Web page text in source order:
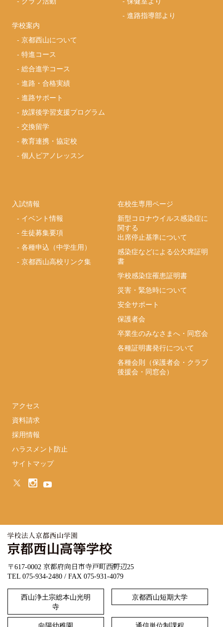
学校案内
-京都西山について
-特進コース
-総合進学コース
-進路・合格実績
-進路サポート
- 放課後学習支援プログラム
-交換留学
-教育連携・協定校
-個人ピアノレッスン
-進路指導部より
入試情報
- イベント情報
-生徒募集要項
-各種申込（中学生用）
-京都西山高校リンク集
在校生専用ページ
新型コロナウイルス感染症に
関する
出席停止基準について
感染症などによる公欠席証明
書
学校感染症罹患証明書
災害・緊急時について
安全サポート
保護者会
卒業生のみなさまへ・同窓会
各種証明書発行について
各種会則（保護者会・クラブ
後援会・同窓会）
アクセス
資料請求
採用情報
ハラスメント防止
サイトマップ
〒617-0002 京都府向日市寺戸町西野辺25
TEL 075-934-2480 / FAX 075-931-4079
西山浄土宗総本山光明
寺
京都西山短期大学